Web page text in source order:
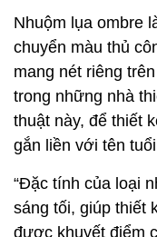
Nhuộm lụa ombre
chuyển màu thủ
mang nét riêng
trong những nhà
thuật này, để thiết
gắn liền với tên
“Đặc tính của loại
sáng tối, giúp thiết
được khuyết điểm